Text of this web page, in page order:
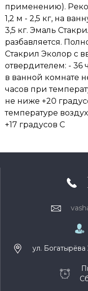
применению).
1,2 м - 2,5 кг, на
3,5 кг. Эмаль
разбавляется.
Стакрил Эколор с
отвердителем: - 36
в ванной комнате
часов при
не ниже +20
температуре
+17 градусов С
ул. Богатырёва